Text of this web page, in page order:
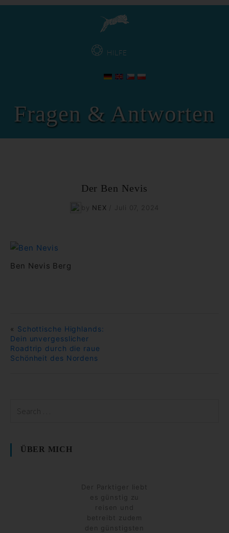
HILFE
Fragen & Antworten
Der Ben Nevis
NEX
Ben Nevis Berg
« Schottische Highlands:
Dein unvergesslicher
Roadtrip durch die raue
Schönheit des Nordens
ÜBER MICH
Der Parktiger liebt
es günstig zu
reisen und
betreibt zudem
den günstigsten